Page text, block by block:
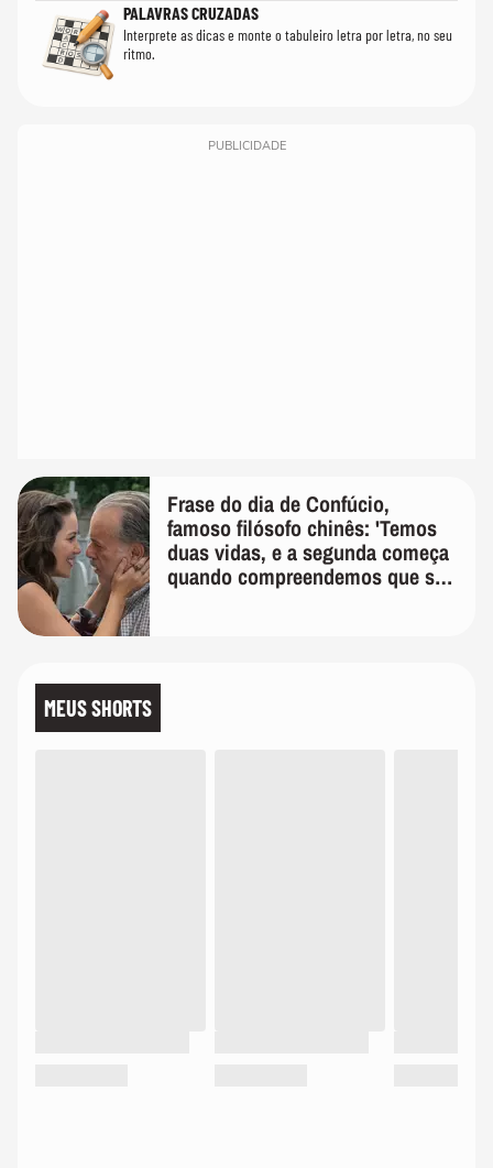
PALAVRAS CRUZADAS
Interprete as dicas e monte o tabuleiro letra por letra, no seu
ritmo.
PUBLICIDADE
Frase do dia de Confúcio,
famoso filósofo chinês: 'Temos
duas vidas, e a segunda começa
quando compreendemos que só
MEUS SHORTS